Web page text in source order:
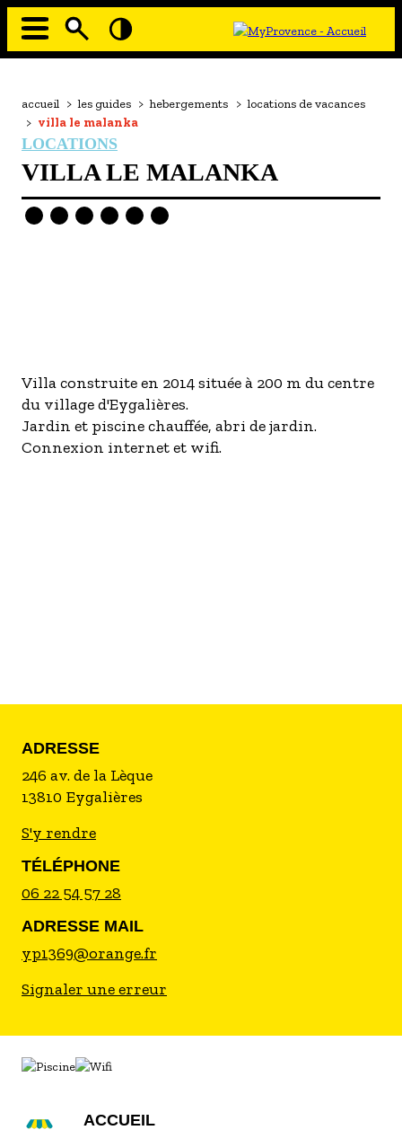
Aller
principale
À MOI LA CULTURE
AU GRAND AIR
PASSEZ À TABLE
SOUS TOUTES LES COUTUMES
- Les restaurants
- Les établissements Accueil vélo
LES OFFRES MYPROVENCE
Fil
d'Ariane
accueil > les guides > hebergements > locations de vacances
> villa le malanka
LOCATIONS
VILLA LE MALANKA
Villa construite en 2014 située à 200 m du centre
du village d'Eygalières.
Jardin et piscine chauffée, abri de jardin.
Connexion internet et wifi.
ADRESSE
246 av. de la Lèque
13810 Eygalières
S'y rendre
TÉLÉPHONE
06 22 54 57 28
ADRESSE MAIL
yp1369@orange.fr
Signaler une erreur
ACCUEIL